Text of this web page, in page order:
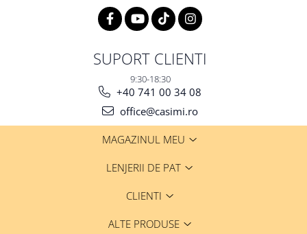
SUPORT CLIENTI
9:30-18:30
+40 741 00 34 08
office@casimi.ro
MAGAZINUL MEU
LENJERII DE PAT
CLIENTI
ALTE PRODUSE